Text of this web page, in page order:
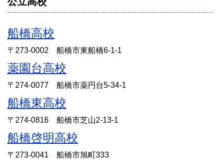
船橋高校
〒273-0002 船橋市東船橋6-1-1
薬園台高校
〒274-0077 船橋市薬円台5-34-1
船橋東高校
〒274-0816 船橋市芝山2-13-1
船橋啓明高校
〒273-0041 船橋市旭町333